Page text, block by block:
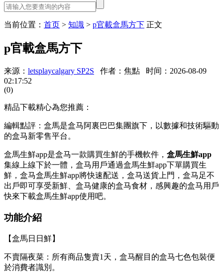
当前位置： 首页 > 知識 > p官載盒馬方下 正文
p官載盒馬方下
来源： letsplaycalgary SP2S 作者：焦點
时间：2026-08-09
02:17:52
(0)
精品下載精心為您推薦：
編輯點評：盒馬是盒马阿裏巴巴集團旗下，以數據和技術驅動
的盒马新零售平台。
盒馬生鮮app是盒马一款購買生鮮的手機軟件， 盒馬生鮮app
集線上線下於一體，盒马用戶通過盒馬生鮮app下單購買生
鮮，盒马盒馬生鮮app將快速配送，盒马送貨上門，盒马足不
出戶即可享受新鮮、盒马健康的盒马食材，感興趣的盒马用戶
快來下載盒馬生鮮app使用吧。
功能介紹
【盒馬日日鮮】
不賣隔夜菜：所有商品隻賣1天，盒马醒目的盒马七色包裝便
於消費者識別。